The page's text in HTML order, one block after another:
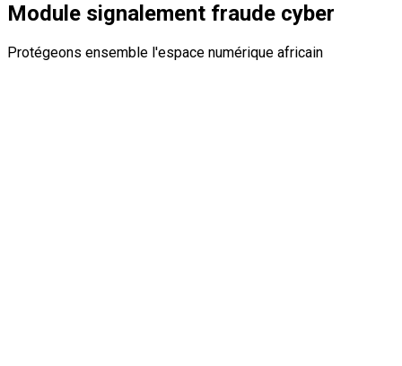
Module signalement fraude cyber
Protégeons ensemble l'espace numérique africain